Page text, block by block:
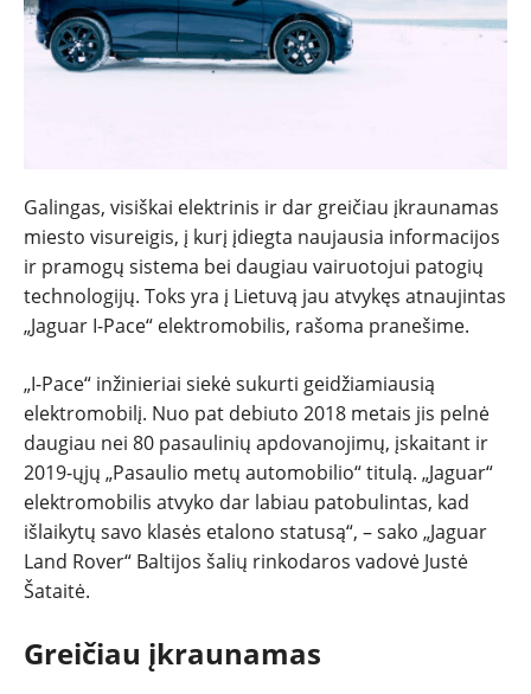
NAUJIENOS
TESTAI
NAUJI
NAUDOTI
REPORTAŽAI
PATARIMAI
Galingas, visiškai elektrinis ir dar greičiau įkraunamas
miesto visureigis, į kurį įdiegta naujausia informacijos
ir pramogų sistema bei daugiau vairuotojui patogių
technologijų. Toks yra į Lietuvą jau atvykęs atnaujintas
„Jaguar I-Pace“ elektromobilis, rašoma pranešime.
„I-Pace“ inžinieriai siekė sukurti geidžiamiausią
elektromobilį. Nuo pat debiuto 2018 metais jis pelnė
daugiau nei 80 pasaulinių apdovanojimų, įskaitant ir
2019-ųjų „Pasaulio metų automobilio“ titulą. „Jaguar“
elektromobilis atvyko dar labiau patobulintas, kad
išlaikytų savo klasės etalono statusą“, – sako „Jaguar
Land Rover“ Baltijos šalių rinkodaros vadovė Justė
Šataitė.
Greičiau įkraunamas